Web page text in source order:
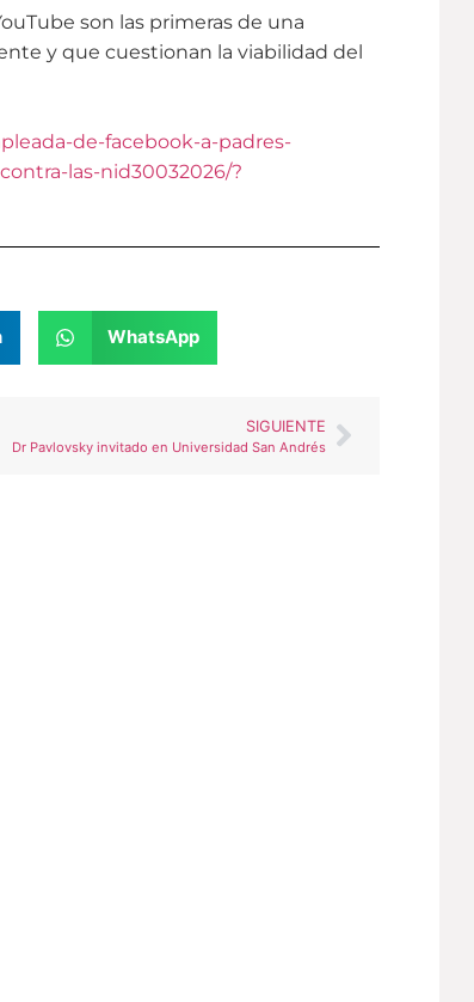
son las primeras de una
y que cuestionan la viabilidad del
de-facebook-a-padres-
las-nid30032026/?
WhatsApp
SIGUIENTE
Dr Pavlovsky invitado en Universidad San Andrés